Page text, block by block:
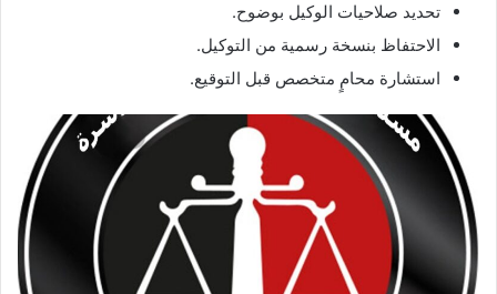
تحديد صلاحيات الوكيل بوضوح.
الاحتفاظ بنسخة رسمية من التوكيل.
استشارة محامٍ متخصص قبل التوقيع.